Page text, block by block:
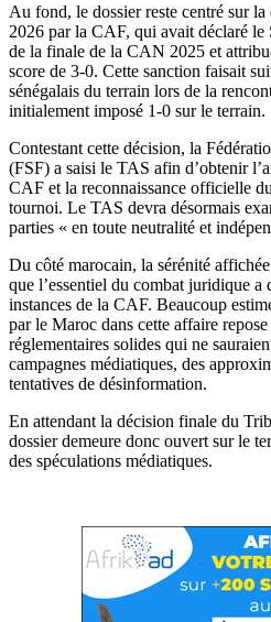
Au fond, le dossier reste centré sur
2026 par la CAF, qui avait déclaré
de la finale de la CAN 2025 et
score de 3-0. Cette sanction faisait
sénégalais du terrain lors de la
initialement imposé 1-0 sur le terrain.
Contestant cette décision, la
(FSF) a saisi le TAS afin d’obtenir
CAF et la reconnaissance officielle
tournoi. Le TAS devra désormais
parties « en toute neutralité et
Du côté marocain, la sérénité
que l’essentiel du combat juridique a
instances de la CAF. Beaucoup
par le Maroc dans cette affaire
réglementaires solides qui ne
campagnes médiatiques, des
tentatives de désinformation.
En attendant la décision finale du
dossier demeure donc ouvert sur le
des spéculations médiatiques.